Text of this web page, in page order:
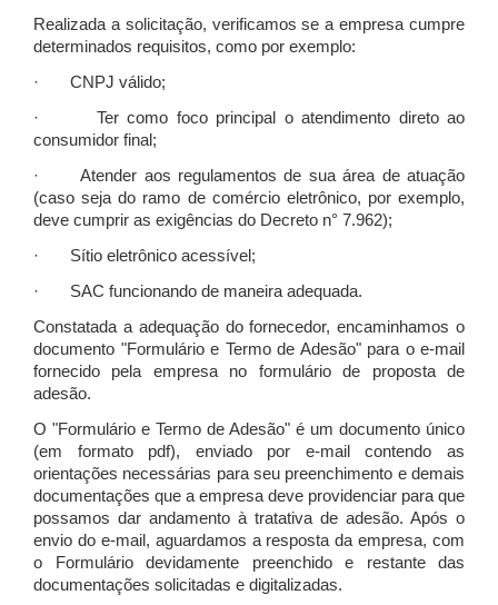
Realizada a solicitação, verificamos se a empresa cumpre
determinados requisitos, como por exemplo:
· CNPJ válido;
· Ter como foco principal o atendimento direto ao
consumidor final;
· Atender aos regulamentos de sua área de atuação
(caso seja do ramo de comércio eletrônico, por exemplo,
deve cumprir as exigências do Decreto n° 7.962);
· Sítio eletrônico acessível;
· SAC funcionando de maneira adequada.
Constatada a adequação do fornecedor, encaminhamos o
documento "Formulário e Termo de Adesão" para o e-mail
fornecido pela empresa no formulário de proposta de
adesão.
O "Formulário e Termo de Adesão" é um documento único
(em formato pdf), enviado por e-mail contendo as
orientações necessárias para seu preenchimento e demais
documentações que a empresa deve providenciar para que
possamos dar andamento à tratativa de adesão. Após o
envio do e-mail, aguardamos a resposta da empresa, com
o Formulário devidamente preenchido e restante das
documentações solicitadas e digitalizadas.